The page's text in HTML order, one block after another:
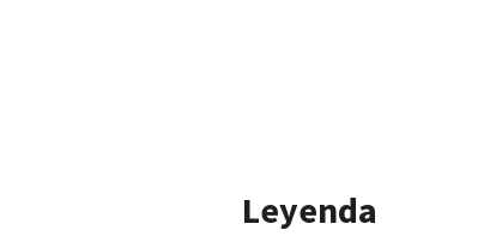
Leyenda